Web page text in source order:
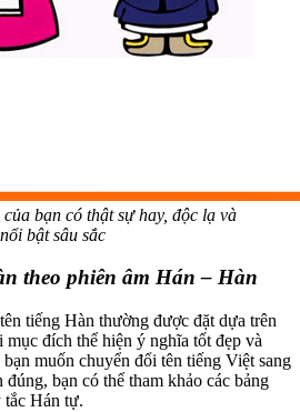
bạn có thật sự hay, độc lạ và
bật sâu sắc
theo phiên âm Hán – Hàn
tiếng Hàn thường được đặt dựa trên
đích thể hiện ý nghĩa tốt đẹp và
muốn chuyển đổi tên tiếng Việt sang
bạn có thể tham khảo các bảng
tắc Hán tự.